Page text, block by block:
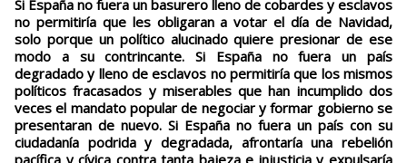
Si España no fuera un basurero lleno de cobardes y esclavos
no permitiría que les obligaran a votar el día de Navidad,
solo porque un político alucinado quiere presionar de ese
modo a su contrincante. Si España no fuera un país
degradado y lleno de esclavos no permitiría que los mismos
políticos fracasados y miserables que han incumplido dos
veces el mandato popular de negociar y formar gobierno se
presentaran de nuevo. Si España no fuera un país con su
ciudadanía podrida y degradada, afrontaría una rebelión